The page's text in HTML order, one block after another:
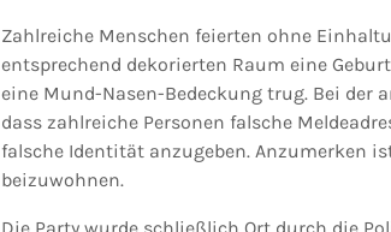
Zahlreiche Menschen feierten ohne
entsprechend dekorierten Raum eine
eine Mund-Nasen-Bedeckung trug. Bei der
dass zahlreiche Personen falsche
falsche Identität anzugeben. Anzumerken
beizuwohnen.
Die Party wurde schließlich Ort durch die